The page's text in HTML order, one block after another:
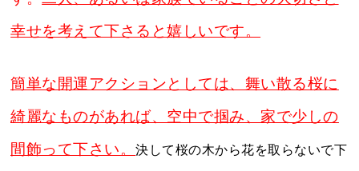
幸せを考えて下さると嬉しいです。
簡単な開運アクションとしては、舞い散る桜に
綺麗なものがあれば、空中で掴み、家で少しの
間飾って下さい。決して桜の木から花を取らないで下